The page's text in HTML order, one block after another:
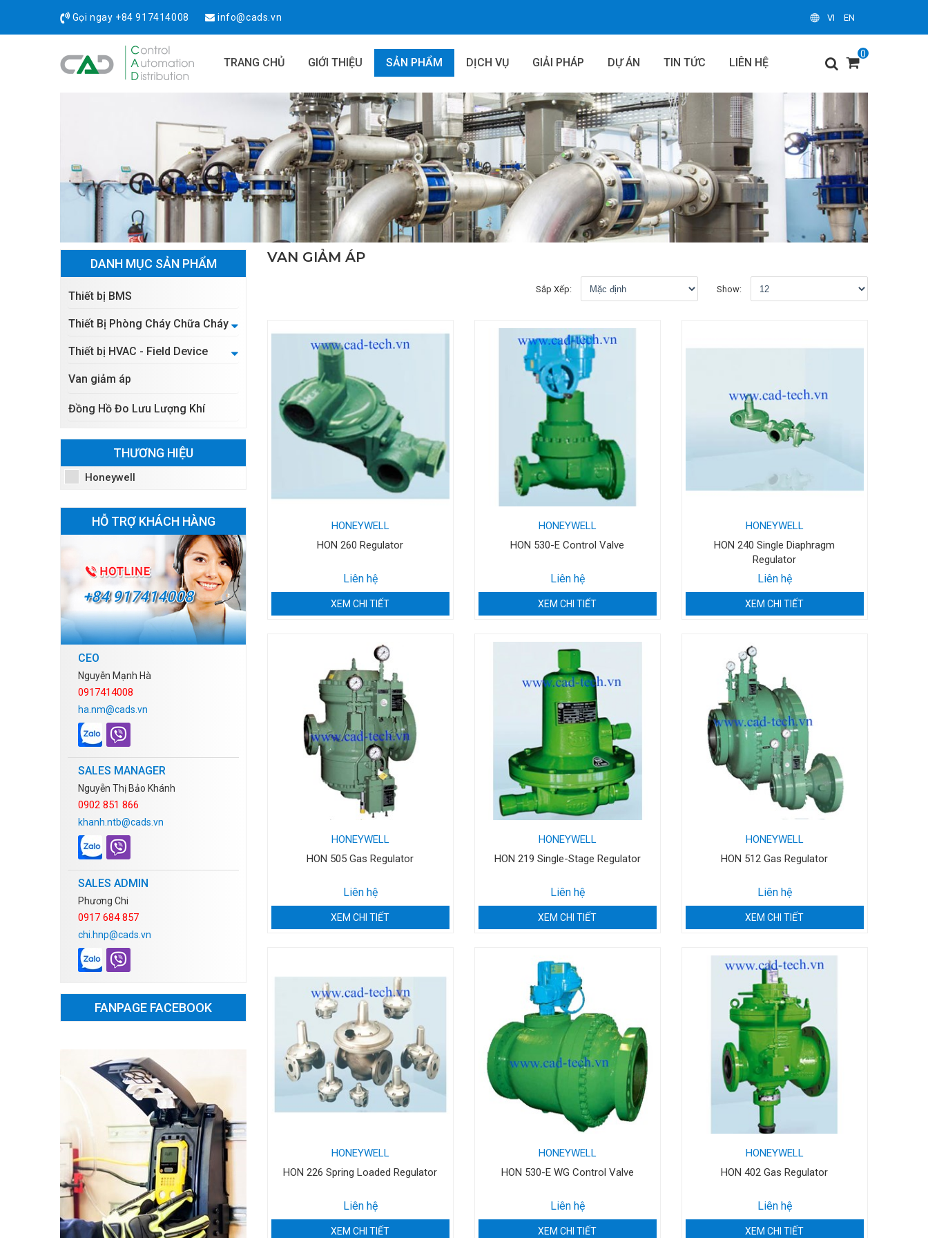
Gọi ngay +84 917414008 info@cads.vn VI EN
TRANG CHỦ GIỚI THIỆU SẢN PHẨM DỊCH VỤ GIẢI PHÁP DỰ ÁN TIN TỨC LIÊN HỆ
0
DANH MỤC SẢN PHẨM
Thiết bị BMS
Thiết Bị Phòng Cháy Chữa Cháy
Thiết bị HVAC - Field Device
Van giảm áp
Đồng Hồ Đo Lưu Lượng Khí
THƯƠNG HIỆU
Honeywell
HỖ TRỢ KHÁCH HÀNG
+84 917414008
CEO
Nguyễn Mạnh Hà
0917414008
ha.nm@cads.vn
SALES MANAGER
Nguyễn Thị Bảo Khánh
0902 851 866
khanh.ntb@cads.vn
SALES ADMIN
Phương Chi
0917 684 857
chi.hnp@cads.vn
FANPAGE FACEBOOK
VAN GIẢM ÁP
Sắp Xếp: Show:
HONEYWELL
HON 260 Regulator
Liên hệ
XEM CHI TIẾT
HONEYWELL
HON 530-E Control Valve
Liên hệ
XEM CHI TIẾT
HONEYWELL
HON 240 Single Diaphragm
Regulator
Liên hệ
XEM CHI TIẾT
HONEYWELL
HON 505 Gas Regulator
Liên hệ
XEM CHI TIẾT
HONEYWELL
HON 219 Single-Stage Regulator
Liên hệ
XEM CHI TIẾT
HONEYWELL
HON 512 Gas Regulator
Liên hệ
XEM CHI TIẾT
HONEYWELL
HON 226 Spring Loaded Regulator
Liên hệ
XEM CHI TIẾT
HONEYWELL
HON 530-E WG Control Valve
Liên hệ
XEM CHI TIẾT
HONEYWELL
HON 402 Gas Regulator
Liên hệ
XEM CHI TIẾT